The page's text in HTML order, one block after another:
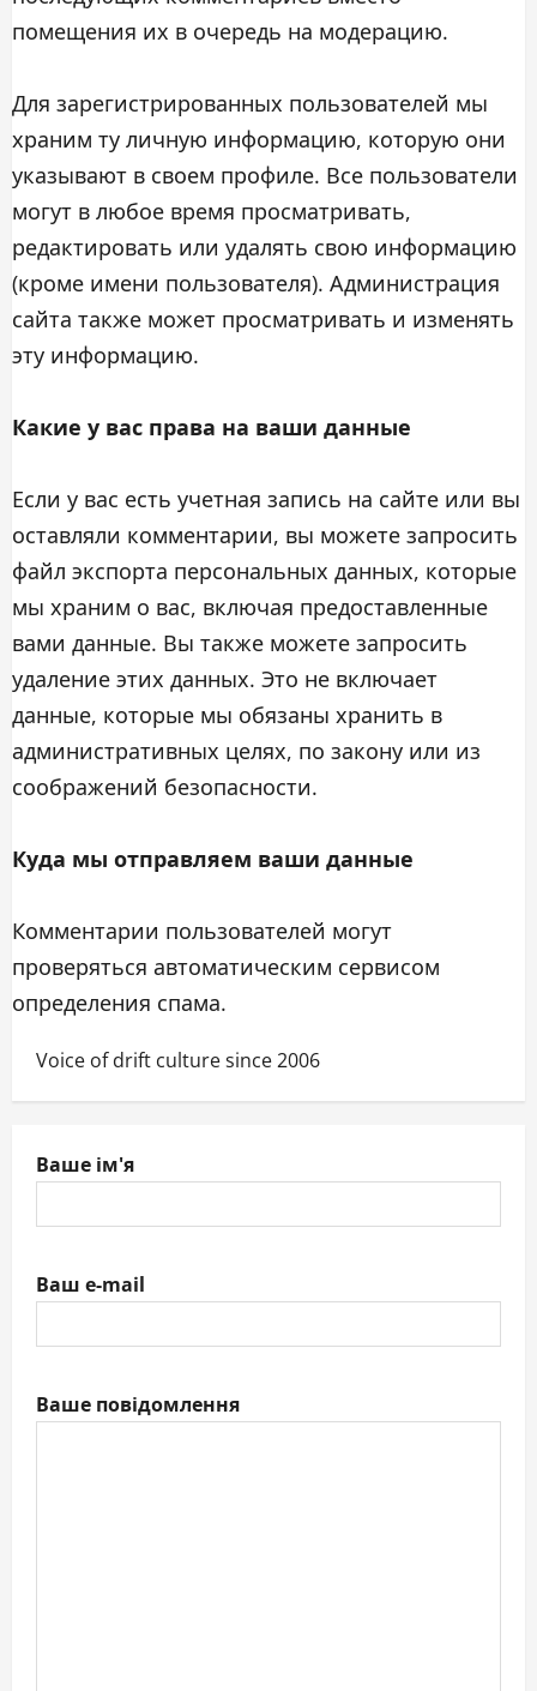
помещения их в очередь на модерацию.
Для зарегистрированных пользователей мы
храним ту личную информацию, которую они
указывают в своем профиле. Все пользователи
могут в любое время просматривать,
редактировать или удалять свою информацию
(кроме имени пользователя). Администрация
сайта также может просматривать и изменять
эту информацию.
Какие у вас права на ваши данные
Если у вас есть учетная запись на сайте или вы
оставляли комментарии, вы можете запросить
файл экспорта персональных данных, которые
мы храним о вас, включая предоставленные
вами данные. Вы также можете запросить
удаление этих данных. Это не включает
данные, которые мы обязаны хранить в
административных целях, по закону или из
соображений безопасности.
Куда мы отправляем ваши данные
Комментарии пользователей могут
проверяться автоматическим сервисом
определения спама.
Voice of drift culture since 2006
Ваше ім'я
Ваш e-mail
Ваше повідомлення